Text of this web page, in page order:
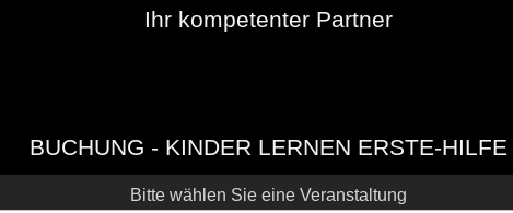
Ihr kompetenter Partner
BUCHUNG - KINDER LERNEN ERSTE-HILFE
Bitte wählen Sie eine Veranstaltung